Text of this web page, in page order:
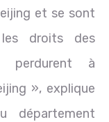
et se sont
droits des
perdurent à
», explique
département